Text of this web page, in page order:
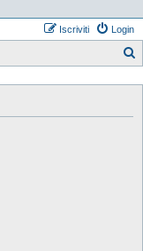
Login
Iscriviti